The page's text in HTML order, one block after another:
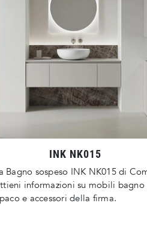
INK NK015
Bagno sospeso INK NK015 di
informazioni su mobili bagno
e accessori della firma.